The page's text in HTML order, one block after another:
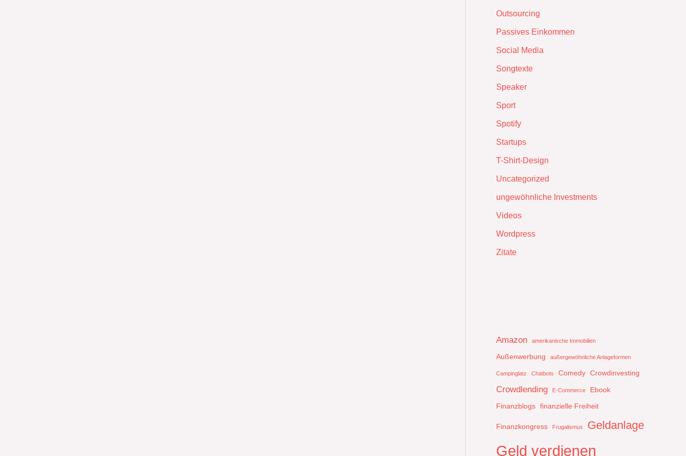
Outsourcing
Passives Einkommen
Social Media
Songtexte
Speaker
Sport
Spotify
Startups
T-Shirt-Design
Uncategorized
ungewöhnliche Investments
Videos
Wordpress
Zitate
Amazon amerikanische Immobilien
Außenwerbung außergewöhnliche Anlageformen
Campinglatz Chatbots Comedy Crowdinvesting
Crowdlending E-Commerce
Ebook
Finanzblogs finanzielle Freiheit
Finanzkongress Frugalismus Geldanlage
Geld verdienen